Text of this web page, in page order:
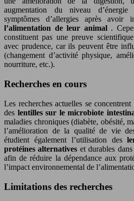
augmentation du niveau
symptômes d’allergies après avoir
l’alimentation de leur animal .
constituent pas une preuve
avec prudence, car ils peuvent être
(changement d’activité physique,
nourriture, etc.).
Recherches en cours
Les recherches actuelles se
des lentilles sur le microbiote
maladies chroniques (diabète, obésité,
l’amélioration de la qualité de vie
étudient également l’utilisation des
protéines alternatives et durables
afin de réduire la dépendance aux
l’impact environnemental de
Limitations des recherches